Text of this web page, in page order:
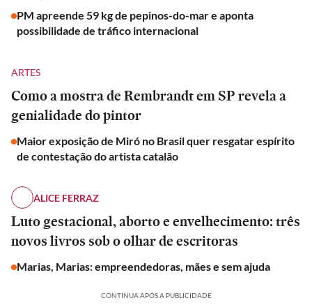
PM apreende 59 kg de pepinos-do-mar e aponta
possibilidade de tráfico internacional
ARTES
Como a mostra de Rembrandt em SP revela a
genialidade do pintor
Maior exposição de Miró no Brasil quer resgatar espírito
de contestação do artista catalão
ALICE FERRAZ
Luto gestacional, aborto e envelhecimento: três
novos livros sob o olhar de escritoras
Marias, Marias: empreendedoras, mães e sem ajuda
CONTINUA APÓS A PUBLICIDADE